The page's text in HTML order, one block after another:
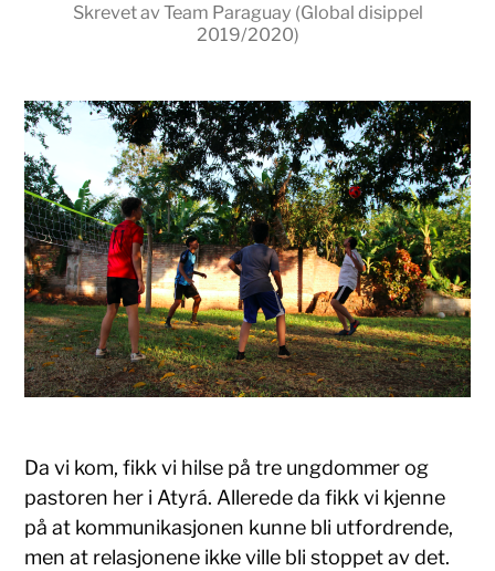
Skrevet av Team Paraguay (Global disippel
2019/2020)
Da vi kom, fikk vi hilse på tre ungdommer og
pastoren her i Atyrá. Allerede da fikk vi kjenne
på at kommunikasjonen kunne bli utfordrende,
men at relasjonene ikke ville bli stoppet av det.